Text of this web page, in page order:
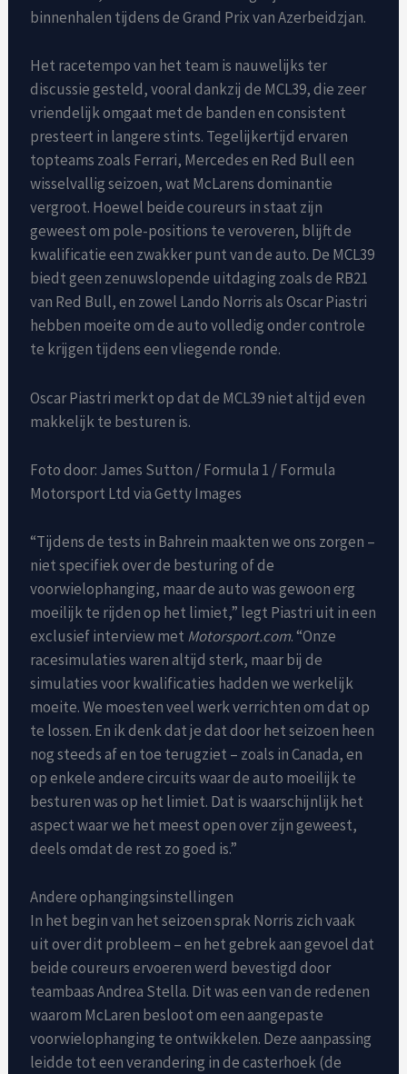
binnenhalen tijdens de Grand Prix van Azerbeidzjan.
Het racetempo van het team is nauwelijks ter
discussie gesteld, vooral dankzij de MCL39, die zeer
vriendelijk omgaat met de banden en consistent
presteert in langere stints. Tegelijkertijd ervaren
topteams zoals Ferrari, Mercedes en Red Bull een
wisselvallig seizoen, wat McLarens dominantie
vergroot. Hoewel beide coureurs in staat zijn
geweest om pole-positions te veroveren, blijft de
kwalificatie een zwakker punt van de auto. De MCL39
biedt geen zenuwslopende uitdaging zoals de RB21
van Red Bull, en zowel Lando Norris als Oscar Piastri
hebben moeite om de auto volledig onder controle
te krijgen tijdens een vliegende ronde.
Oscar Piastri merkt op dat de MCL39 niet altijd even
makkelijk te besturen is.
Foto door: James Sutton / Formula 1 / Formula
Motorsport Ltd via Getty Images
“Tijdens de tests in Bahrein maakten we ons zorgen –
niet specifiek over de besturing of de
voorwielophanging, maar de auto was gewoon erg
moeilijk te rijden op het limiet,” legt Piastri uit in een
exclusief interview met Motorsport.com. “Onze
racesimulaties waren altijd sterk, maar bij de
simulaties voor kwalificaties hadden we werkelijk
moeite. We moesten veel werk verrichten om dat op
te lossen. En ik denk dat je dat door het seizoen heen
nog steeds af en toe terugziet – zoals in Canada, en
op enkele andere circuits waar de auto moeilijk te
besturen was op het limiet. Dat is waarschijnlijk het
aspect waar we het meest open over zijn geweest,
deels omdat de rest zo goed is.”
Andere ophangingsinstellingen
In het begin van het seizoen sprak Norris zich vaak
uit over dit probleem – en het gebrek aan gevoel dat
beide coureurs ervoeren werd bevestigd door
teambaas Andrea Stella. Dit was een van de redenen
waarom McLaren besloot om een aangepaste
voorwielophanging te ontwikkelen. Deze aanpassing
leidde tot een verandering in de casterhoek (de